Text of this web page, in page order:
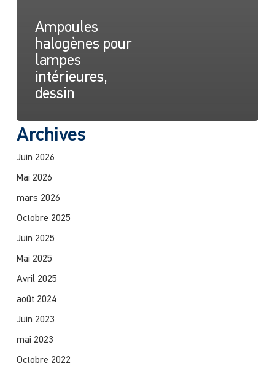
Ampoules
halogènes pour
lampes
intérieures,
dessin
Archives
Juin 2026
Mai 2026
mars 2026
Octobre 2025
Juin 2025
Mai 2025
Avril 2025
août 2024
Juin 2023
mai 2023
Octobre 2022